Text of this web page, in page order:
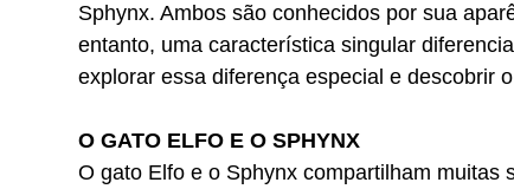
Sphynx. Ambos são conhecidos por sua
entanto, uma característica singular
explorar essa diferença especial e descobrir
O GATO ELFO E O SPHYNX
O gato Elfo e o Sphynx compartilham muitas